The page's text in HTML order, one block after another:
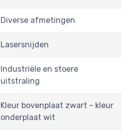
Diverse afmetingen
Lasersnijden
Industriële en stoere
uitstraling
Kleur bovenplaat zwart - kleur
onderplaat wit